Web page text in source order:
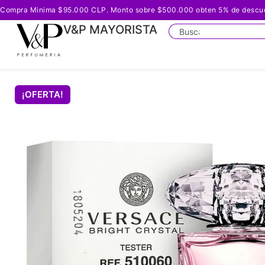
Compra Minima $95.000 CLP. Monto sobre $500.000 obten 5% de
V&P MAYORISTA
¡OFERTA!